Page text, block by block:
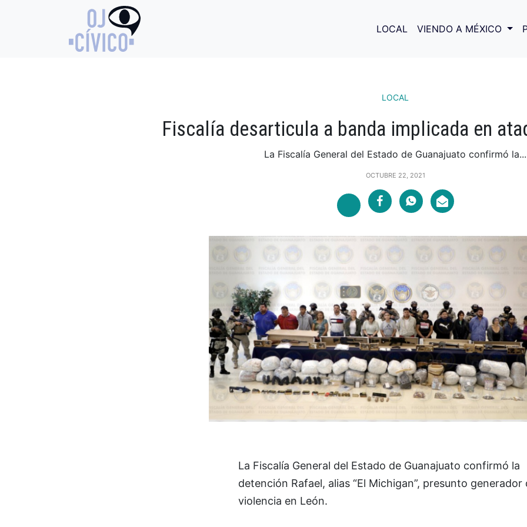
LOCAL VIENDO A MÉXICO
LOCAL
Fiscalía desarticula a banda implicada en
La Fiscalía General del Estado de Guanajuato confirmó la...
OCTUBRE 22, 2021
La Fiscalía General del Estado de Guanajuato confirmó la
detención Rafael, alias “El Michigan”, presunto generador
violencia en León.